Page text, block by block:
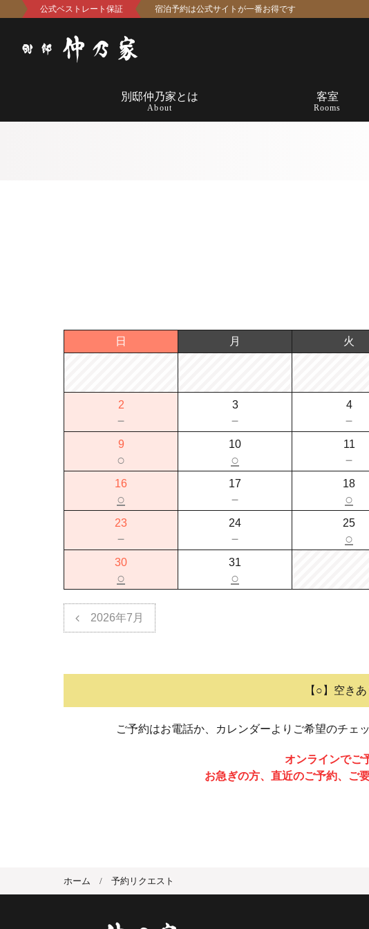
公式ベストレート保証 宿泊予約は公式サイトが一番お得です
別邸仲乃家とは
About
客室
Rooms
日 月 火
2
－
3
－
4
－
9
○
10
○
11
－
16
○
17
－
18
○
23
－
24
－
25
○
30
○
31
○
2026年7月
【○】空き
ご予約はお電話か、カレンダーよりご希望のチェ
オンラインでご
お急ぎの方、直近のご予約、ご
ホーム 予約リクエスト